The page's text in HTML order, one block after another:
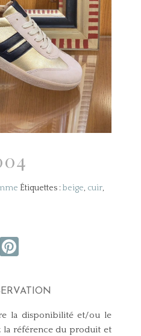
Étiquettes :beige, cuir,
LinkedIn
la disponibilité et/ou le
référence du produit et